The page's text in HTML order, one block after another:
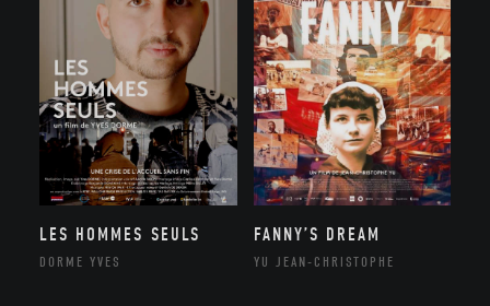
LES HOMMES SEULS
DORME YVES
FANNY’S DREAM
YU JEAN-CHRISTOPHE